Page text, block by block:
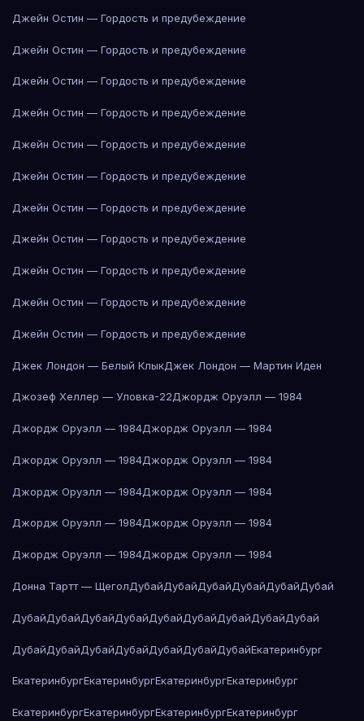
Джейн Остин — Гордость и предубеждение
Джейн Остин — Гордость и предубеждение
Джейн Остин — Гордость и предубеждение
Джейн Остин — Гордость и предубеждение
Джейн Остин — Гордость и предубеждение
Джейн Остин — Гордость и предубеждение
Джейн Остин — Гордость и предубеждение
Джейн Остин — Гордость и предубеждение
Джейн Остин — Гордость и предубеждение
Джейн Остин — Гордость и предубеждение
Джейн Остин — Гордость и предубеждение
Джек Лондон — Белый КлыкДжек Лондон — Мартин Иден
Джозеф Хеллер — Уловка-22Джордж Оруэлл — 1984
Джордж Оруэлл — 1984Джордж Оруэлл — 1984
Джордж Оруэлл — 1984Джордж Оруэлл — 1984
Джордж Оруэлл — 1984Джордж Оруэлл — 1984
Джордж Оруэлл — 1984Джордж Оруэлл — 1984
Джордж Оруэлл — 1984Джордж Оруэлл — 1984
Донна Тартт — ЩеголДубайДубайДубайДубайДубайДубай
ДубайДубайДубайДубайДубайДубайДубайДубайДубай
ДубайДубайДубайДубайДубайДубайДубайЕкатеринбург
ЕкатеринбургЕкатеринбургЕкатеринбургЕкатеринбург
ЕкатеринбургЕкатеринбургЕкатеринбургЕкатеринбург